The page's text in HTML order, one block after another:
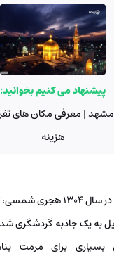
پیشنهاد می کنیم بخوانید:
مشهد | معرفی مکان های
هزینه
پس از انقلاب مشروطه در
به یک جاذبه گردشگری
برای مرمت